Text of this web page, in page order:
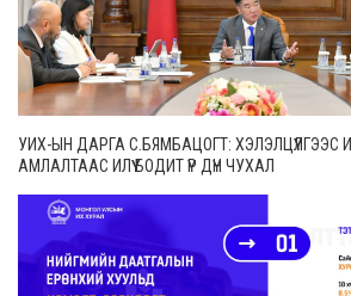
УИХ-ЫН ДАРГА С.БЯМБАЦОГТ: ХЭЛЭЛЦҮҮЛГЭЭС
АМЛАЛТААС ИЛҮҮ БОДИТ ҮР ДҮН ЧУХАЛ